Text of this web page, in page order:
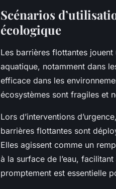
Scénarios
écologique
Les barrières flottantes
aquatique, notamment dans
efficace dans les
écosystèmes sont fragiles et
Lors d’interventions
barrières flottantes sont
Elles agissent comme un
à la surface de l’eau,
promptement est essentielle